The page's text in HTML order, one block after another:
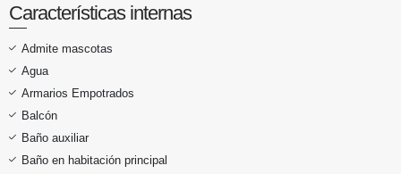
Características internas
Admite mascotas
Agua
Armarios Empotrados
Balcón
Baño auxiliar
Baño en habitación principal